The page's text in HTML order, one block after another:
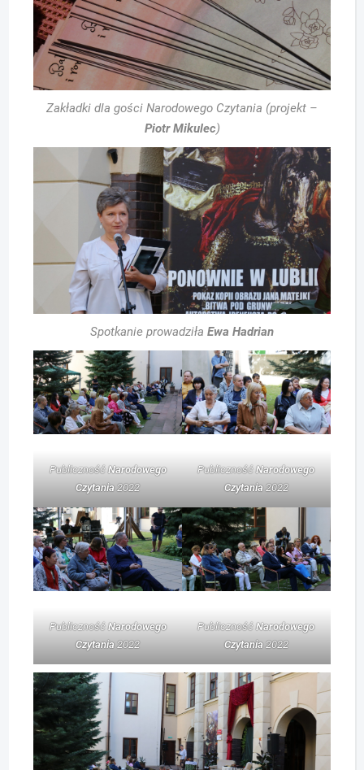
Zakładki dla gości Narodowego Czytania (projekt –
Piotr Mikulec)
Spotkanie prowadziła Ewa Hadrian
PublicznośćNarodowego
Czytania2022
PublicznośćNarodowego
Czytania2022
PublicznośćNarodowego
Czytania 2022
PublicznośćNarodowego
Czytania2022